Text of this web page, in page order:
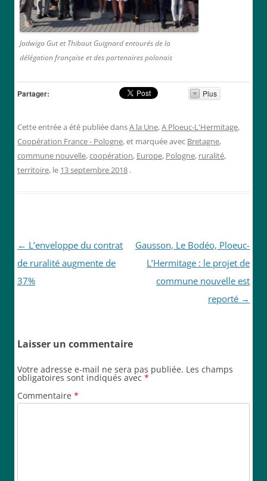
Jadwiga Gut et Thibaut Guignard entourés de la
délégation française et des partenaires polonais
Partager: Plus
Cette entrée a été publiée dansA la Une,A Ploeuc-L'Hermitage,
Coopération France - Pologne, et marquée avec Bretagne,
commune nouvelle,coopération, Europe, Pologne, ruralité,
territoire, le 13 septembre 2018 .
Navigation
des
articles
← L’enveloppe du contrat
de ruralité augmente de
37%
Gausson, Le Bodéo, Ploeuc-
L’Hermitage : le projet de
commune nouvelle est
reporté →
Laisser un commentaire
Votre adresse e-mail ne sera pas publiée. Les champs
obligatoires sont indiqués avec *
Commentaire *